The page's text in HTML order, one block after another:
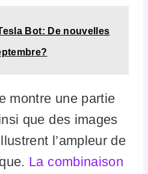
Bot: De nouvelles
montre une partie
que des images
l’ampleur de
La combinaison